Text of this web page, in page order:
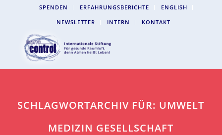
SPENDEN ERFAHRUNGSBERICHTE
ENGLISH
NEWSLETTER
INTERN KONTAKT
SCHLAGWORTARCHIV FÜR: UMWELT
MEDIZIN GESELLSCHAFT